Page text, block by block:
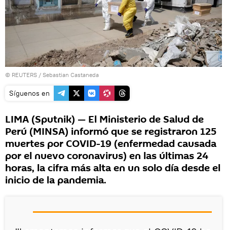
© REUTERS / Sebastian Castaneda
Síguenos en
LIMA (Sputnik) — El Ministerio de Salud de
Perú (MINSA) informó que se registraron 125
muertes por COVID-19 (enfermedad causada
por el nuevo coronavirus) en las últimas 24
horas, la cifra más alta en un solo día desde el
inicio de la pandemia.